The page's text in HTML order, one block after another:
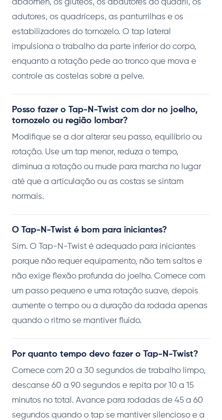
abdômen, os glúteos, os abdutores do quadril, os
adutores, os quadríceps, as panturrilhas e os
estabilizadores do tornozelo. O tap lateral
impulsiona o trabalho da parte inferior do corpo,
enquanto a rotação pede ao tronco que mova e
controle as costelas sobre a pelve.
Posso fazer o Tap-N-Twist com dor no joelho,
tornozelo ou região lombar?
Modifique se a dor alterar seu passo, equilíbrio ou
rotação. Use um tap menor, reduza o tempo,
diminua a rotação ou mude para marcha no lugar
até que a articulação ou as costas se sintam
normais.
O Tap-N-Twist é bom para iniciantes?
Sim. O Tap-N-Twist é adequado para iniciantes
porque não requer equipamento, não tem saltos e
não exige flexão profunda do joelho. Comece com
um passo pequeno e uma rotação suave, depois
aumente o tempo ou a duração da rodada apenas
quando o ritmo se mantiver fluido.
Por quanto tempo devo fazer o Tap-N-Twist?
Comece com 20 a 30 segundos de trabalho limpo,
descanse 60 a 90 segundos e repita por 10 a 15
minutos no total. Avance para rodadas de 45 a 60
segundos quando o tap se mantiver silencioso e a